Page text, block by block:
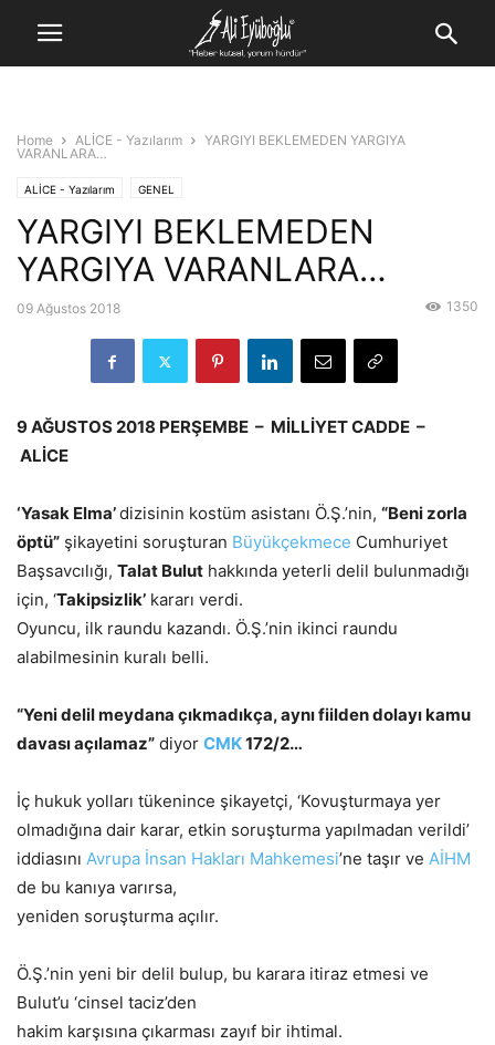
Home ALİCE - Yazılarım
YARGIYI BEKLEMEDEN YARGIYA
VARANLARA…
ALİCE - Yazılarım GENEL
YARGIYI BEKLEMEDEN
YARGIYA VARANLARA…
09 Ağustos 2018 1350
9 AĞUSTOS 2018 PERŞEMBE – MİLLİYET CADDE –
ALİCE
‘Yasak Elma’dizisinin kostüm asistanı Ö.Ş.’nin, “Beni zorla
öptü” şikayetini soruşturan Büyükçekmece Cumhuriyet
Başsavcılığı, Talat Bulut hakkında yeterli delil bulunmadığı
için, ‘Takipsizlik’ kararı verdi.
Oyuncu, ilk raundu kazandı. Ö.Ş.’nin ikinci raundu
alabilmesinin kuralı belli.
“Yeni delil meydana çıkmadıkça, aynı fiilden dolayı kamu
davası açılamaz” diyor CMK172/2…
İç hukuk yolları tükenince şikayetçi, ‘Kovuşturmaya yer
olmadığına dair karar, etkin soruşturma yapılmadan verildi’
iddiasını Avrupa İnsan Hakları Mahkemesi’ne taşır ve AİHM
de bu kanıya varırsa,
yeniden soruşturma açılır.
Ö.Ş.’nin yeni bir delil bulup, bu karara itiraz etmesi ve
Bulut’u ‘cinsel taciz’den
hakim karşısına çıkarması zayıf bir ihtimal.